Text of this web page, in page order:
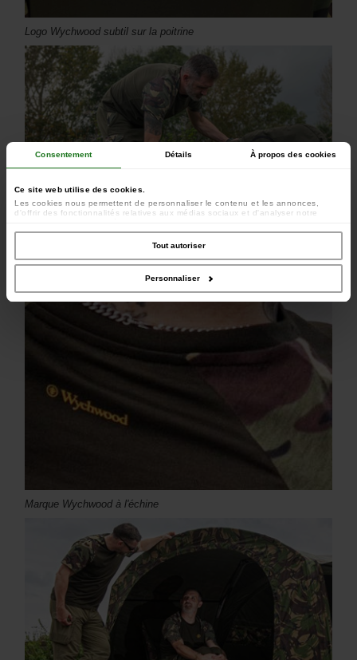
Consentement Détails À propos des cookies
Ce site web utilise des cookies.
Les cookies nous permettent de personnaliser le contenu et les annonces,
d'offrir des fonctionnalités relatives aux médias sociaux et d'analyser notre
avec nos partenaires de médias sociaux, de publicité et d'analyse, qui peuvent
combiner celles-ci avec d'autres informations que vous leur avez fournies ou
qu'ils ont collectées lors de votre utilisation de leurs services.
Tout autoriser
Personnaliser
Logo Wychwood subtil sur la poitrine
La coupe offre de l'espace pour bouger librement
Marque Wychwood à l'échine